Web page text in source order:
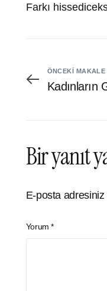
Farkı
ÖNCEKI MAKALE
Kadınların
Bir yanıt
E-posta
Yorum*